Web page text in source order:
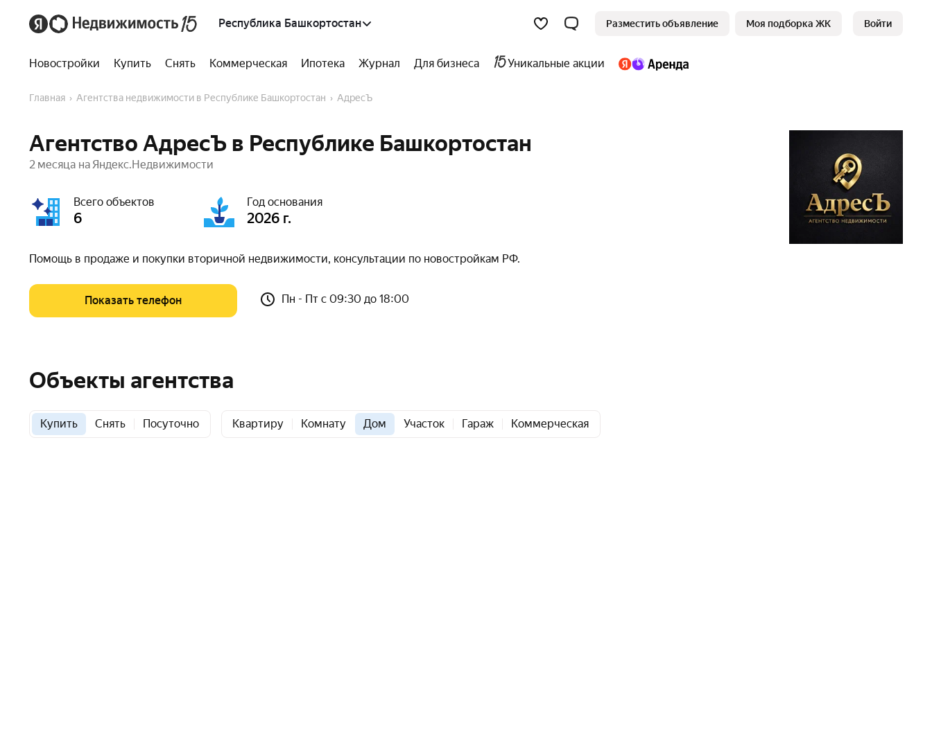
Республика Башкортостан Разместить объявление Моя подборка ЖК Войти
Новостройки Купить Снять Коммерческая Ипотека Журнал Для бизнеса Уникальные акции
Главная Агентства недвижимости в Республике Башкортостан АдресЪ
Агентство АдресЪ в Республике Башкортостан
2 месяца на Яндекс.Недвижимости
Всего объектов
6
Год основания
2026 г.
Помощь в продаже и покупки вторичной недвижимости, консультации по новостройкам РФ.
Показать телефон Пн - Пт с 09:30 до 18:00
Объекты агентства
Купить Снять Посуточно Квартиру Комнату Дом Участок Гараж Коммерческая